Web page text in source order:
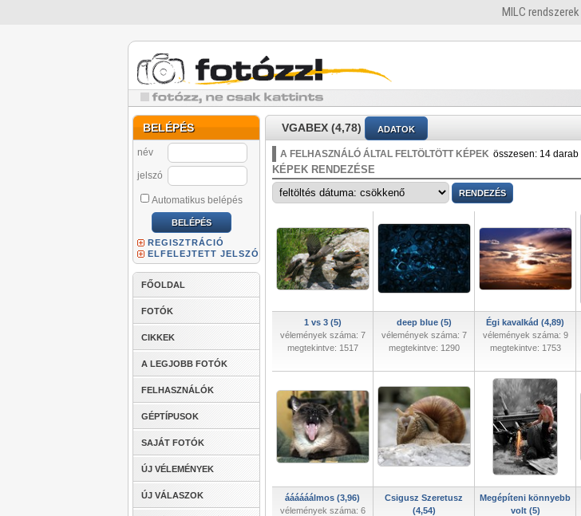
MILC rendszerek
BELÉPÉS
név
jelszó
Automatikus belépés
REGISZTRÁCIÓ
ELFELEJTETT JELSZÓ
FŐOLDAL
FOTÓK
CIKKEK
A LEGJOBB FOTÓK
FELHASZNÁLÓK
GÉPTÍPUSOK
SAJÁT FOTÓK
ÚJ VÉLEMÉNYEK
ÚJ VÁLASZOK
VGABEX (4,78) ADATOK
A FELHASZNÁLÓ ÁLTAL FELTÖLTÖTT KÉPEK összesen: 14 darab
KÉPEK RENDEZÉSE
1 vs 3 (5)
vélemények száma: 7
megtekintve: 1517
deep blue (5)
vélemények száma: 7
megtekintve: 1290
Égi kavalkád (4,89)
vélemények száma: 9
megtekintve: 1753
áááááálmos (3,96)
vélemények száma: 6
Csigusz Szeretusz
(4,54)
Megépíteni könnyebb
volt (5)